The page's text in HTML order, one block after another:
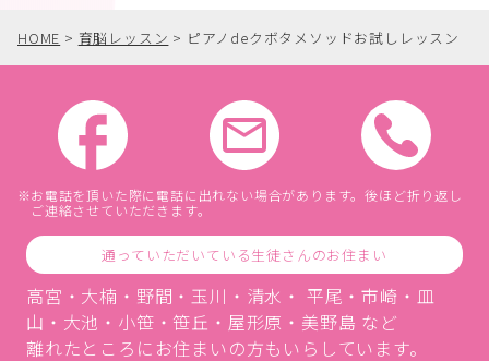
HOME > 育脳レッスン > ピアノdeクボタメソッドお試しレッスン
お電話を頂いた際に電話に出れない場合があります。後ほど折り返し
ご連絡させていただきます。
通っていただいている生徒さんのお住まい
高宮・大楠・野間・玉川・清水・ 平尾・市崎・皿
山・大池・小笹・笹丘・屋形原・美野島 など
離れたところにお住まいの方もいらしています。